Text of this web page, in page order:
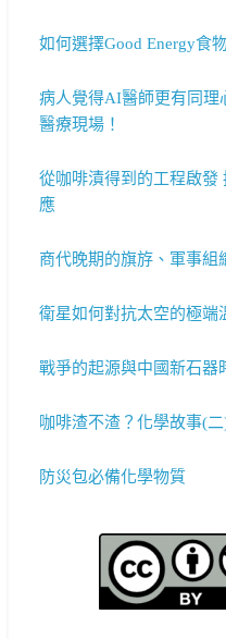
如何選擇Good Energy食
病人覺得AI醫師更有同理
醫療現場！
從咖啡漬得到的工程啟發
應
商代晚期的旗斿、軍事組
衛星如何對抗太空的極端
戰爭的起源與中國新石器
咖啡渣不渣？化學故事(
防災包必備化學物質